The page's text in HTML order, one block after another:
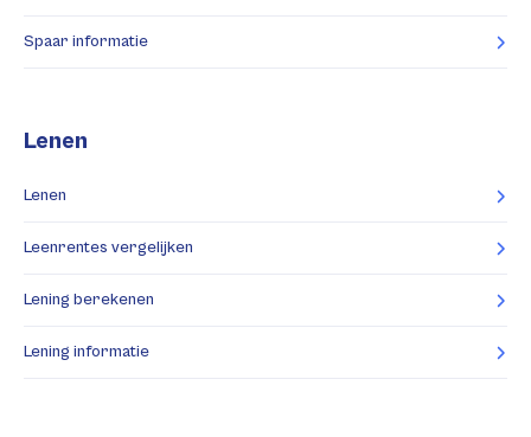
Spaar informatie
Lenen
Lenen
Leenrentes vergelijken
Lening berekenen
Lening informatie